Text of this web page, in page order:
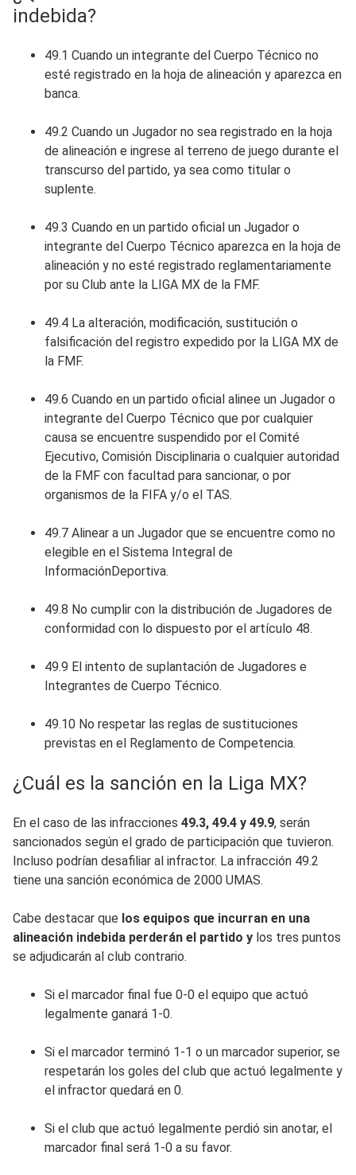
indebida?
49.1 Cuando un integrante del Cuerpo Técnico no
esté registrado en la hoja de alineación y aparezca en
banca.
49.2 Cuando un Jugador no sea registrado en la hoja
de alineación e ingrese al terreno de juego durante el
transcurso del partido, ya sea como titular o
suplente.
49.3 Cuando en un partido oficial un Jugador o
integrante del Cuerpo Técnico aparezca en la hoja de
alineación y no esté registrado reglamentariamente
por su Club ante la LIGA MX de la FMF.
49.4 La alteración, modificación, sustitución o
falsificación del registro expedido por la LIGA MX de
la FMF.
49.6 Cuando en un partido oficial alinee un Jugador o
integrante del Cuerpo Técnico que por cualquier
causa se encuentre suspendido por el Comité
Ejecutivo, Comisión Disciplinaria o cualquier autoridad
de la FMF con facultad para sancionar, o por
organismos de la FIFA y/o el TAS.
49.7 Alinear a un Jugador que se encuentre como no
elegible en el Sistema Integral de
InformaciónDeportiva.
49.8 No cumplir con la distribución de Jugadores de
conformidad con lo dispuesto por el artículo 48.
49.9 El intento de suplantación de Jugadores e
Integrantes de Cuerpo Técnico.
49.10 No respetar las reglas de sustituciones
previstas en el Reglamento de Competencia.
¿Cuál es la sanción en la Liga MX?
En el caso de las infracciones 49.3, 49.4 y 49.9, serán
sancionados según el grado de participación que tuvieron.
Incluso podrían desafiliar al infractor. La infracción 49.2
tiene una sanción económica de 2000 UMAS.
Cabe destacar que los equipos que incurran en una
alineación indebida perderán el partido y los tres puntos
se adjudicarán al club contrario.
Si el marcador final fue 0-0 el equipo que actuó
legalmente ganará 1-0.
Si el marcador terminó 1-1 o un marcador superior, se
respetarán los goles del club que actuó legalmente y
el infractor quedará en 0.
Si el club que actuó legalmente perdió sin anotar, el
marcador final será 1-0 a su favor.